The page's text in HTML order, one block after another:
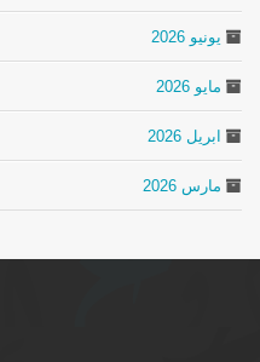
يونيو 2026
مايو 2026
ابريل 2026
مارس 2026